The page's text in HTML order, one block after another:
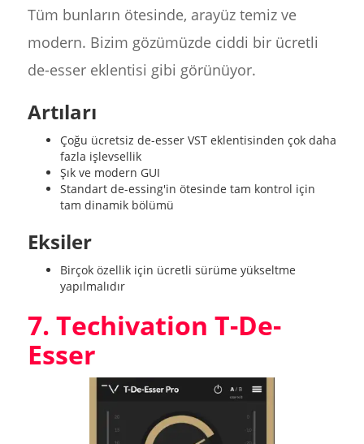
Tüm bunların ötesinde, arayüz temiz ve
modern. Bizim gözümüzde ciddi bir ücretli
de-esser eklentisi gibi görünüyor.
Artıları
Çoğu ücretsiz de-esser VST eklentisinden çok daha
fazla işlevsellik
Şık ve modern GUI
Standart de-essing'in ötesinde tam kontrol için
tam dinamik bölümü
Eksiler
Birçok özellik için ücretli sürüme yükseltme
yapılmalıdır
7. Techivation T-De-
Esser